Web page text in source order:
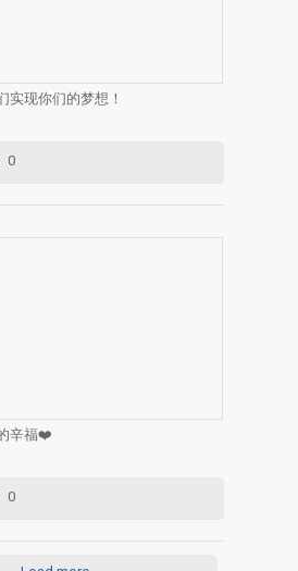
实现你们的梦想！
0
辛福❤️
0